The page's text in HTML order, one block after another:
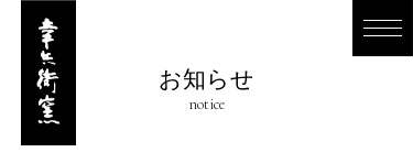
お知らせ
notice